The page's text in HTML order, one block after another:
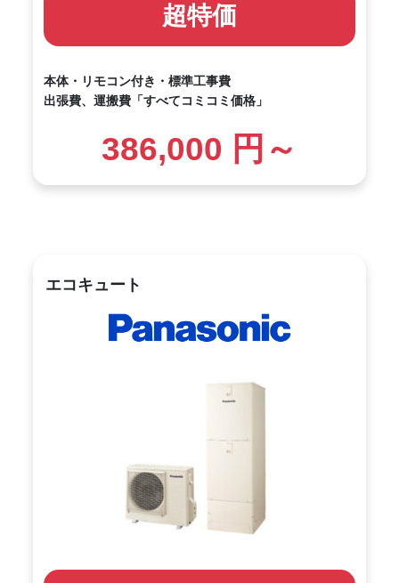
超特価
本体・リモコン付き・標準工事費
出張費、運搬費「すべてコミコミ価格」
386,000 円～
エコキュート